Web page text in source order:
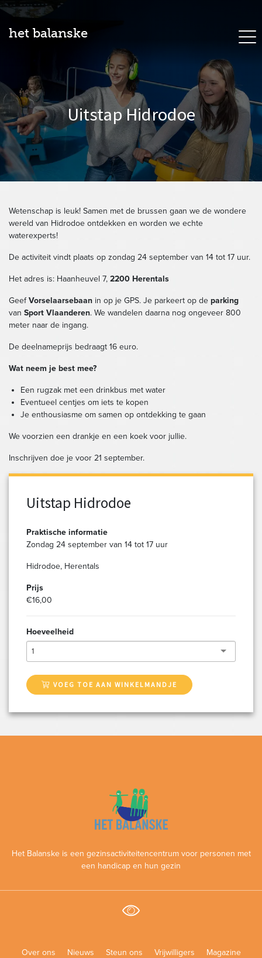
het balanske
Uitstap Hidrodoe
Wetenschap is leuk! Samen met de brussen gaan we de wondere
wereld van Hidrodoe ontdekken en worden we echte
waterexperts!
De activiteit vindt plaats op zondag 24 september van 14 tot 17 uur.
Het adres is: Haanheuvel 7, 2200 Herentals
GeefVorselaarsebaan in op je GPS. Je parkeert op de parking
van Sport Vlaanderen. We wandelen daarna nog ongeveer 800
meter naar de ingang.
De deelnameprijs bedraagt 16 euro.
Wat neem je best mee?
Een rugzak met een drinkbus met water
Eventueel centjes om iets te kopen
Je enthousiasme om samen op ontdekking te gaan
We voorzien een drankje en een koek voor jullie.
Inschrijven doe je voor 21 september.
Uitstap Hidrodoe
Praktische informatie
Zondag 24 september van 14 tot 17 uur
Hidrodoe, Herentals
Prijs
€16,00
Hoeveelheid
1
VOEG TOE AAN WINKELMANDJE
Het Balanske is een gezinsactiviteitencentrum voor personen met
een handicap en hun gezin
Over ons Nieuws Steun ons Vrijwilligers Magazine